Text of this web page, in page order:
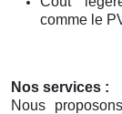
comme le
Nos services :
Nous